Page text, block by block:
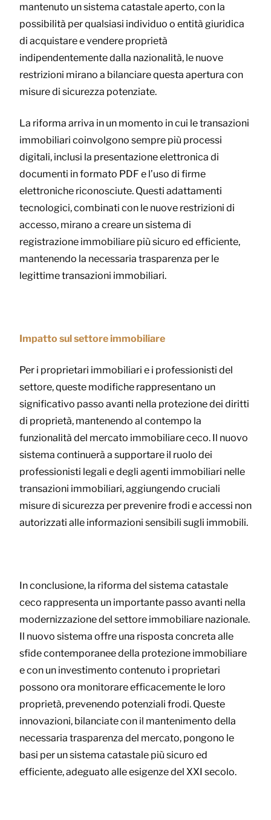
mantenuto un sistema catastale aperto, con la
possibilità per qualsiasi individuo o entità giuridica
di acquistare e vendere proprietà
indipendentemente dalla nazionalità, le nuove
restrizioni mirano a bilanciare questa apertura con
misure di sicurezza potenziate.
La riforma arriva in un momento in cui le transazioni
immobiliari coinvolgono sempre più processi
digitali, inclusi la presentazione elettronica di
documenti in formato PDF e l’uso di firme
elettroniche riconosciute. Questi adattamenti
tecnologici, combinati con le nuove restrizioni di
accesso, mirano a creare un sistema di
registrazione immobiliare più sicuro ed efficiente,
mantenendo la necessaria trasparenza per le
legittime transazioni immobiliari.
Impatto sul settore immobiliare
Per i proprietari immobiliari e i professionisti del
settore, queste modifiche rappresentano un
significativo passo avanti nella protezione dei diritti
di proprietà, mantenendo al contempo la
funzionalità del mercato immobiliare ceco. Il nuovo
sistema continuerà a supportare il ruolo dei
professionisti legali e degli agenti immobiliari nelle
transazioni immobiliari, aggiungendo cruciali
misure di sicurezza per prevenire frodi e accessi non
autorizzati alle informazioni sensibili sugli immobili.
In conclusione, la riforma del sistema catastale
ceco rappresenta un importante passo avanti nella
modernizzazione del settore immobiliare nazionale.
Il nuovo sistema offre una risposta concreta alle
sfide contemporanee della protezione immobiliare
e con un investimento contenuto i proprietari
possono ora monitorare efficacemente le loro
proprietà, prevenendo potenziali frodi. Queste
innovazioni, bilanciate con il mantenimento della
necessaria trasparenza del mercato, pongono le
basi per un sistema catastale più sicuro ed
efficiente, adeguato alle esigenze del XXI secolo.